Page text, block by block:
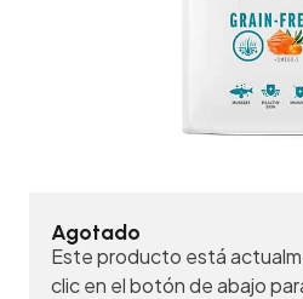
Agotado
Este producto está
clic en el botón de abajo